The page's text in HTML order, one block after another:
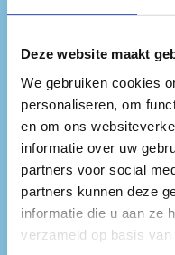
Deze website maakt
We gebruiken cookies
personaliseren, om
en om ons
informatie over uw
partners voor social
partners kunnen deze
informatie die u aan ze
verzameld op basis
euforische
invloeden
samenkomen
van
stijl kenmerkt